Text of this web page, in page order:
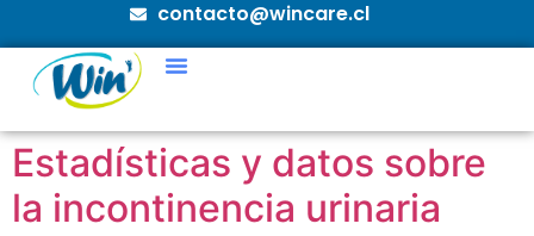
contacto@wincare.cl
Estadísticas y datos sobre
la incontinencia urinaria